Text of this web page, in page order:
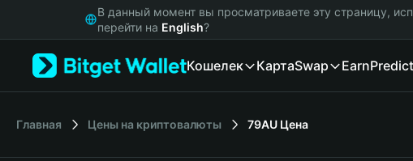
Русский
Italiano
В данный момент вы просматриваете эту страницу,
перейти на English?
Кошелек КартаSwap Earn
Главная Цены на криптовалюты 79AU Цена